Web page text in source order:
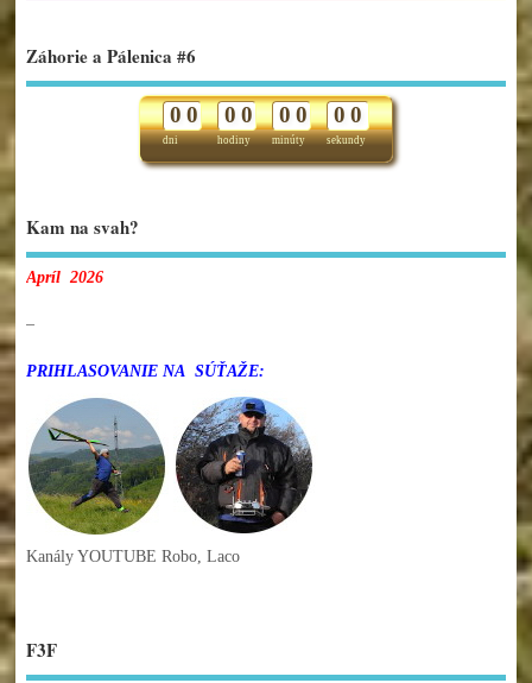
Záhorie a Pálenica #6
dni
0 0
hodiny
0 0
minúty
0 0
sekundy
0 0
Kam na svah?
Apríl 2026
–
PRIHLASOVANIE NA SÚŤAŽE:
Kanály YOUTUBE Robo, Laco
F3F